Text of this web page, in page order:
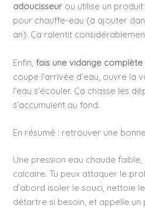
adoucisseur ou utilise un
pour chauffe-eau (à ajouter
an). Ça ralentit
Enfin,fais une vidange
coupe l’arrivée d’eau, ouvre la
l’eau s’écouler. Ça chasse les
s’accumulent au fond.
En résumé : retrouver une
Une pression eau chaude
calcaire. Tu peux attaquer le
d’abord isoler le souci, nettoie
détartre si besoin, et appelle un